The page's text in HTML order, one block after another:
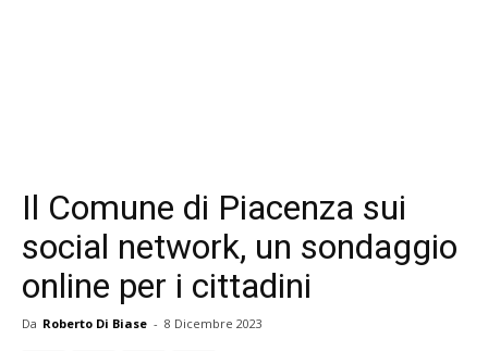
Il Comune di Piacenza sui
social network, un sondaggio
online per i cittadini
Da Roberto Di Biase - 8 Dicembre 2023